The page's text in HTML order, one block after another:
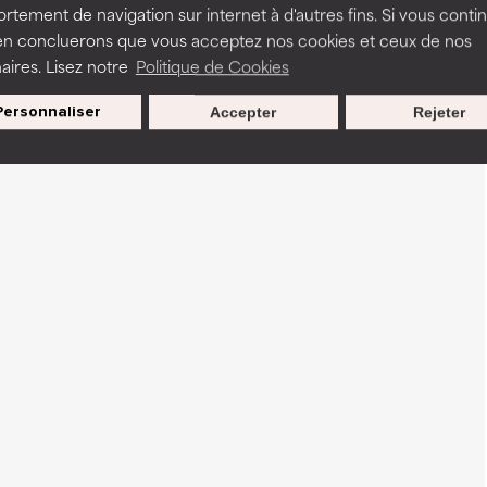
de navigation sur internet à d'autres fins. Si vous
concluerons que vous acceptez nos cookies et ceux de nos
Lisez notre Politique de Cookies
Rejeter
Accepter